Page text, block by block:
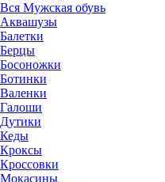
Вся Мужская обувь
Аквашузы
Балетки
Берцы
Босоножки
Ботинки
Валенки
Галоши
Дутики
Кеды
Кроксы
Кроссовки
Мокасины